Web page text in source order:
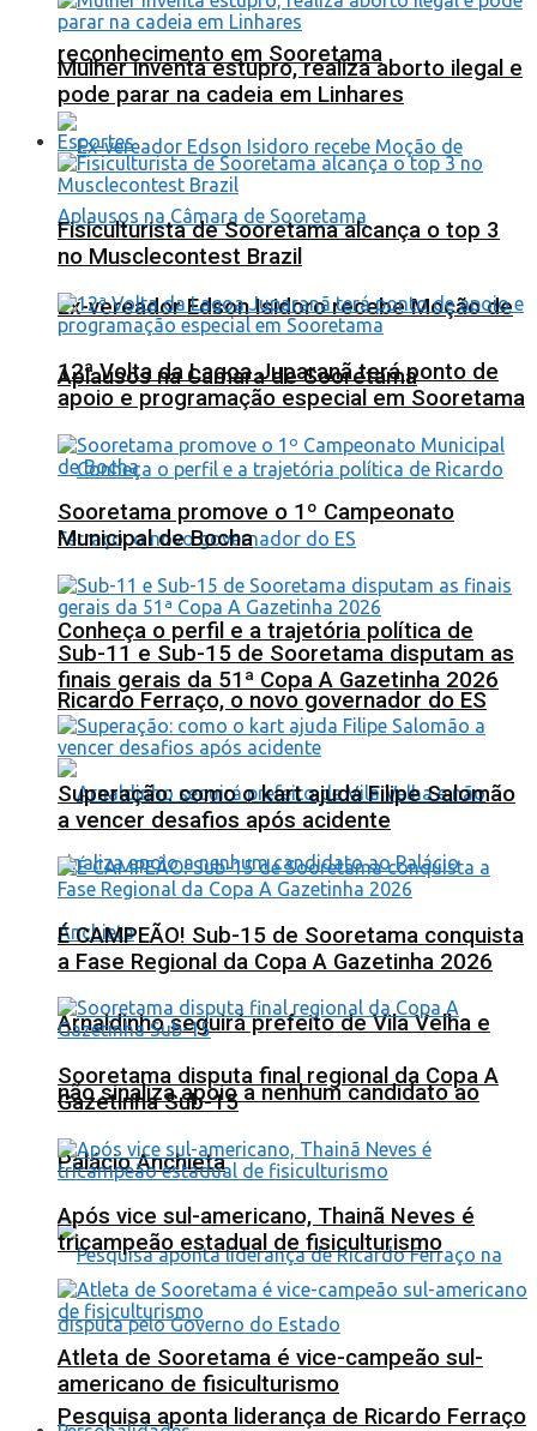
reconhecimento em Sooretama
Ex-vereador Edson Isidoro recebe Moção de
Aplausos na Câmara de Sooretama
Conheça o perfil e a trajetória política de
Ricardo Ferraço, o novo governador do ES
Arnaldinho seguirá prefeito de Vila Velha e
não sinaliza apoio a nenhum candidato ao
Palácio Anchieta
Pesquisa aponta liderança de Ricardo Ferraço
Mulher inventa estupro, realiza aborto ilegal e
pode parar na cadeia em Linhares
Esportes
Fisiculturista de Sooretama alcança o top 3
no Musclecontest Brazil
12ª Volta da Lagoa Juparanã terá ponto de
apoio e programação especial em Sooretama
Sooretama promove o 1º Campeonato
Municipal de Bocha
Sub-11 e Sub-15 de Sooretama disputam as
finais gerais da 51ª Copa A Gazetinha 2026
Superação: como o kart ajuda Filipe Salomão
a vencer desafios após acidente
É CAMPEÃO! Sub-15 de Sooretama conquista
a Fase Regional da Copa A Gazetinha 2026
Sooretama disputa final regional da Copa A
Gazetinha Sub-15
Após vice sul-americano, Thainã Neves é
tricampeão estadual de fisiculturismo
Atleta de Sooretama é vice-campeão sul-
americano de fisiculturismo